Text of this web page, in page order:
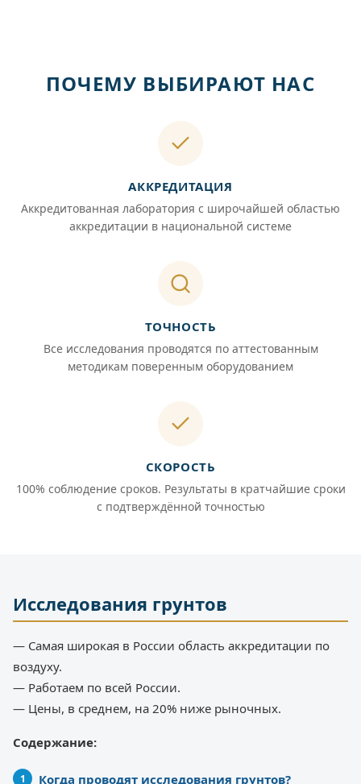
ПОЧЕМУ ВЫБИРАЮТ НАС
АККРЕДИТАЦИЯ
Аккредитованная лаборатория с широчайшей областью
аккредитации в национальной системе
ТОЧНОСТЬ
Все исследования проводятся по аттестованным
методикам поверенным оборудованием
СКОРОСТЬ
100% соблюдение сроков. Результаты в кратчайшие сроки
с подтверждённой точностью
Исследования грунтов
— Самая широкая в России область аккредитации по
воздуху.
— Работаем по всей России.
— Цены, в среднем, на 20% ниже рыночных.
Содержание:
Когда проводят исследования грунтов?